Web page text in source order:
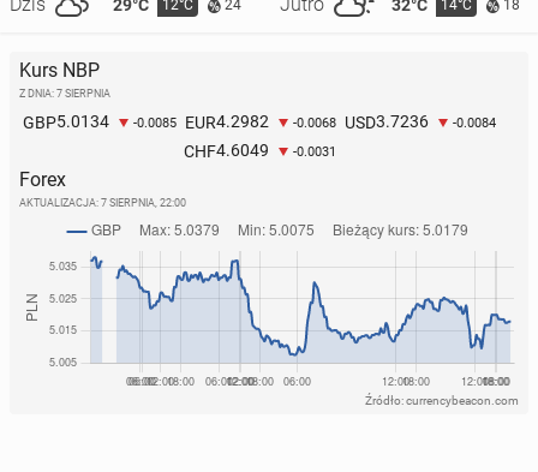
29°C 12°C 24 32°C 14°C 18
Kurs NBP
Z DNIA: 7 SIERPNIA
GBP5.0134 -0.0085 EUR4.2982 -0.0068 USD3.7236 -0.0084
CHF4.6049 -0.0031
Forex
AKTUALIZACJA: 7 SIERPNIA, 22:00
Źródło: currencybeacon.com